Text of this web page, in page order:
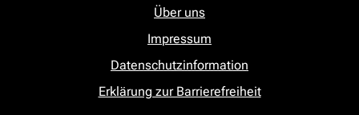
Über uns
Impressum
Datenschutzinformation
Erklärung zur Barrierefreiheit